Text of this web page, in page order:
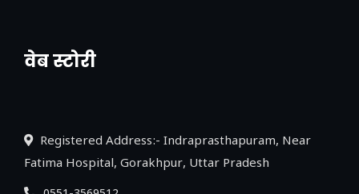
वेब स्टोरी
नया एक्सप्रेसवे: पूर्वांचल का लक, डेवलपमेंट का
Registered Address:- Indraprasthapuram, Near
Fatima Hospital, Gorakhpur, Uttar Pradesh